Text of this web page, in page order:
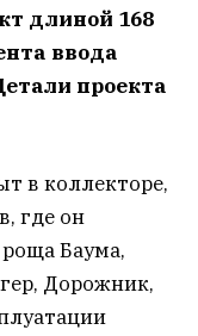
длиной 168
ввода
проекта
в коллекторе,
где он
Баума,
Дорожник,